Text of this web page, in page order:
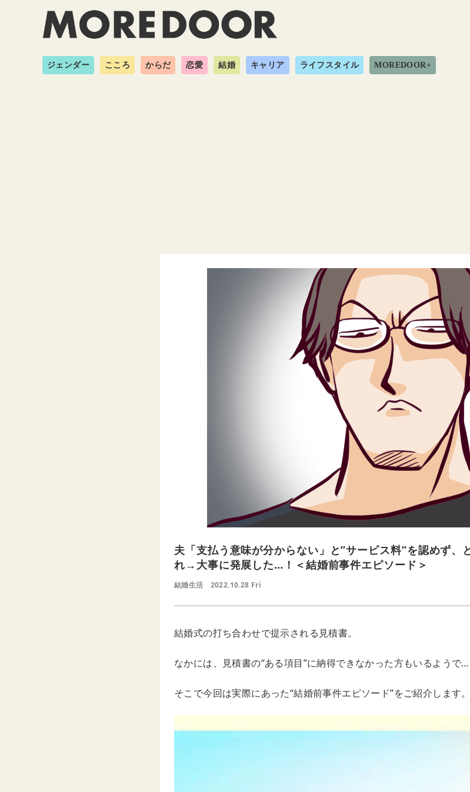
ジェンダー こころ からだ 恋愛 結婚 キャリア ライフスタイル MOREDOOR+
夫「支払う意味が分からない」と”サービス料”を認めず、
れ→大事に発展した…！＜結婚前事件エピソード＞
結婚生活 2022.10.28 Fri
結婚式の打ち合わせで提示される見積書。
なかには、見積書の“ある項目”に納得できなかった方もいるようで
そこで今回は実際にあった“結婚前事件エピソード”をご紹介します。